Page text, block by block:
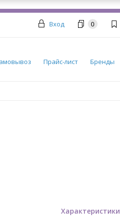
Вход 0
Прайс-лист Бренды
Характеристики